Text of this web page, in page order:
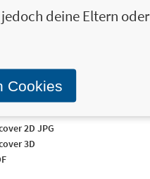
2D JPG
3D
deine Eltern oder
Cookies